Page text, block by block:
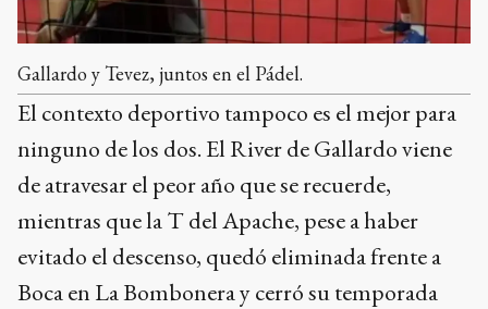
Gallardo y Tevez, juntos en el Pádel.
El contexto deportivo tampoco es el mejor para
ninguno de los dos. El River de Gallardo viene
de atravesar el peor año que se recuerde,
mientras que la T del Apache, pese a haber
evitado el descenso, quedó eliminada frente a
Boca en La Bombonera y cerró su temporada